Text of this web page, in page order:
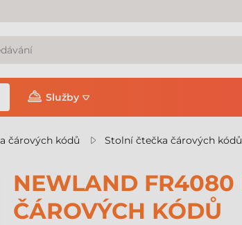
Služby
čárových kódů Stolní čtečka čárových kódů
NEWLAND FR4080
ČÁROVÝCH KÓDŮ